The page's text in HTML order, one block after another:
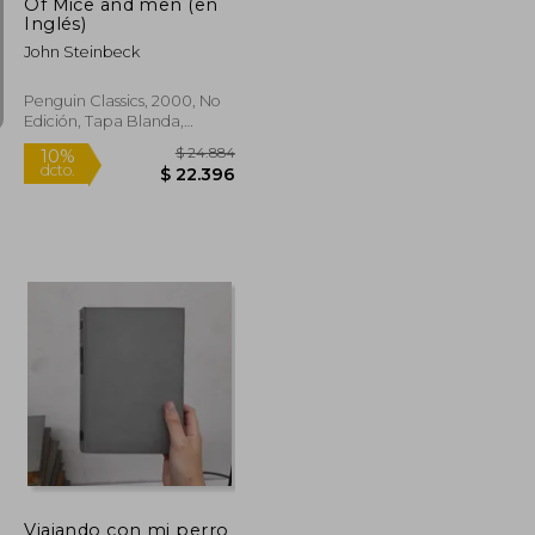
$ 12.582
$ 9.986
Inglés)
John Steinbeck
Penguin Classics, 2000, No
Edición, Tapa Blanda,
Nuevo
10%
dcto.
Viajando con mi perro